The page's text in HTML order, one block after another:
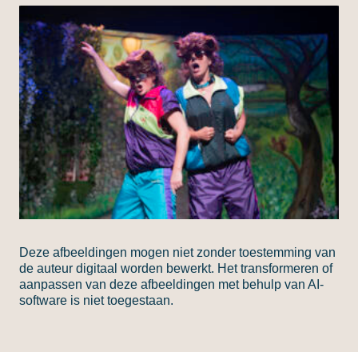
Deze afbeeldingen mogen niet zonder toestemming van
de auteur digitaal worden bewerkt. Het transformeren of
aanpassen van deze afbeeldingen met behulp van AI-
software is niet toegestaan.